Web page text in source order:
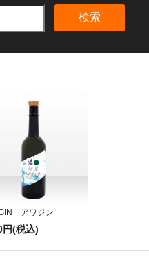
検索
アワジン
円(税込)